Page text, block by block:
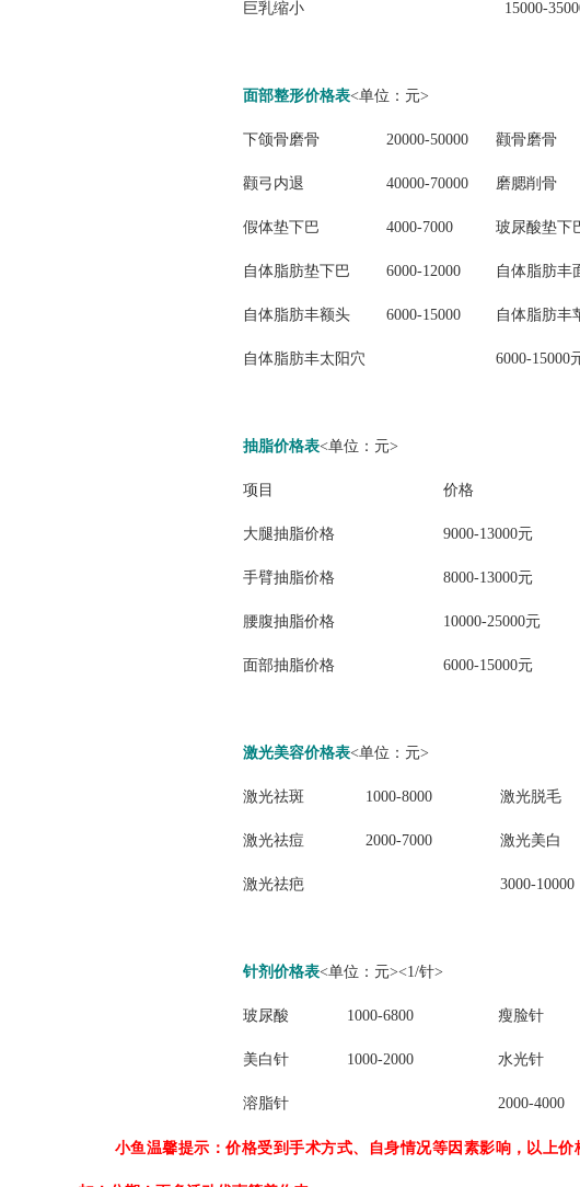
巨乳缩小 15000-
面部整形价格表<单位：元>
下颌骨磨骨 20000-50000 颧骨磨骨
颧弓内退 40000-70000 磨腮削骨
假体垫下巴 4000-7000 玻尿酸垫下
自体脂肪垫下巴 6000-12000 自体脂肪丰
自体脂肪丰额头 6000-15000 自体脂肪丰
自体脂肪丰太阳穴 6000-15000
抽脂价格表<单位：元>
项目 价格
大腿抽脂价格 9000-13000元
手臂抽脂价格 8000-13000元
腰腹抽脂价格 10000-25000元
面部抽脂价格 6000-15000元
激光美容价格表<单位：元>
激光祛斑 1000-8000 激光脱毛
激光祛痘 2000-7000 激光美白
激光祛疤 3000-10000
针剂 价格表<单位：元><1/针>
玻尿酸 1000-6800 瘦脸针
美白针 1000-2000 水光针
溶脂针 2000-4000
小鱼温馨提示：价格受到手术方式、自身情况等因素影响，以上